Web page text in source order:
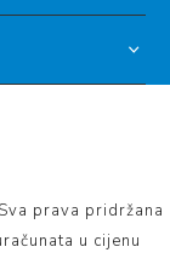
prava pridržana
u cijenu